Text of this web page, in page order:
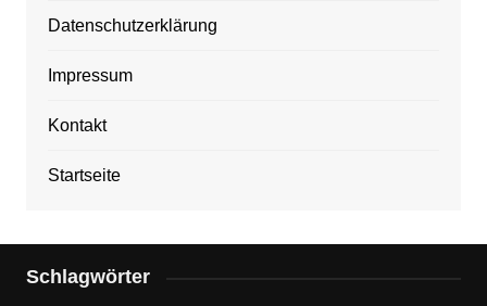
Datenschutzerklärung
Impressum
Kontakt
Startseite
Schlagwörter